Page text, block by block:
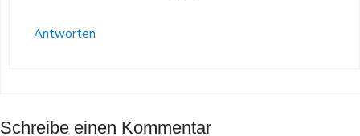
Antworten
Schreibe einen Kommentar